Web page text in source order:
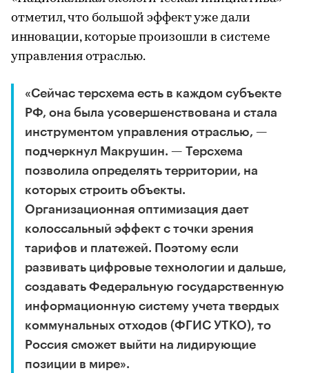
отметил, что большой эффект уже дали
инновации, которые произошли в системе
управления отраслью.
«Сейчас терсхема есть в каждом субъекте
РФ, она была усовершенствована и стала
инструментом управления отраслью, —
подчеркнул Макрушин. — Терсхема
позволила определять территории, на
которых строить объекты.
Организационная оптимизация дает
колоссальный эффект с точки зрения
тарифов и платежей. Поэтому если
развивать цифровые технологии и дальше,
создавать Федеральную государственную
информационную систему учета твердых
коммунальных отходов (ФГИС УТКО), то
Россия сможет выйти на лидирующие
позиции в мире».